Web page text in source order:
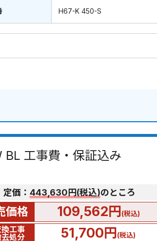
H67-K 450-S
工事費・保証込み
定価： 443,630円(税込)のところ
価格 109,562円(税込)
換工事
処分
51,700円(税込)